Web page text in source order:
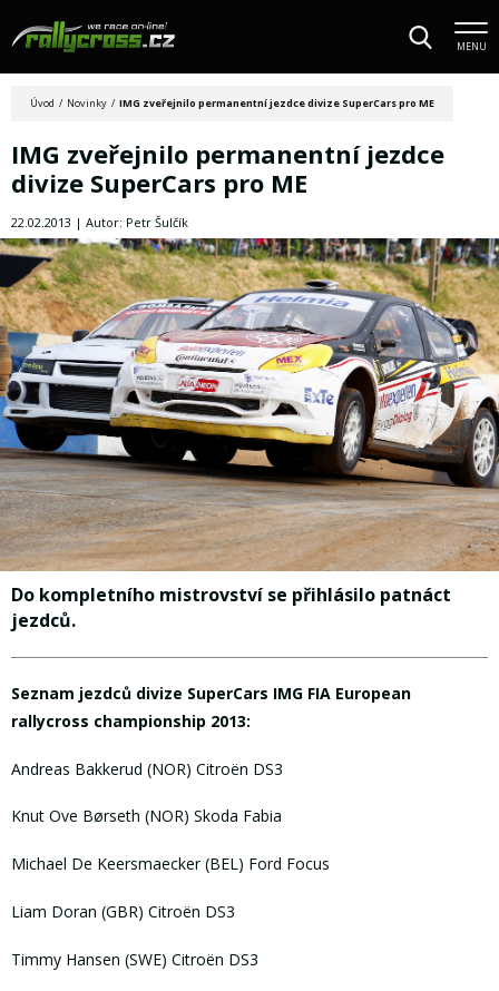
MENU
Úvod / Novinky / IMG zveřejnilo permanentní jezdce divize SuperCars pro ME
IMG zveřejnilo permanentní jezdce
divize SuperCars pro ME
22.02.2013 | Autor: Petr Šulčík
Do kompletního mistrovství se přihlásilo patnáct
jezdců.
Seznam jezdců divize SuperCars IMG FIA European
rallycross championship 2013:
Andreas Bakkerud (NOR) Citroën DS3
Knut Ove Børseth (NOR) Skoda Fabia
Michael De Keersmaecker (BEL) Ford Focus
Liam Doran (GBR) Citroën DS3
Timmy Hansen (SWE) Citroën DS3